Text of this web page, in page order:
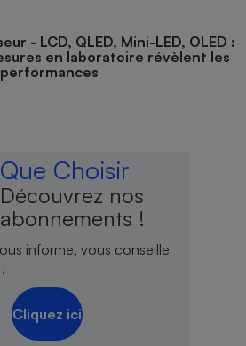
- LCD, QLED, Mini-LED, OLED :
en laboratoire révèlent les
Que Choisir
Découvrez nos
abonnements !
informe, vous conseille
Cliquez ici